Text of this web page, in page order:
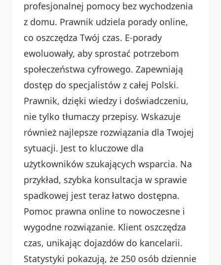
profesjonalnej pomocy bez wychodzenia
z domu. Prawnik udziela porady online,
co oszczędza Twój czas. E-porady
ewoluowały, aby sprostać potrzebom
społeczeństwa cyfrowego. Zapewniają
dostęp do specjalistów z całej Polski.
Prawnik, dzięki wiedzy i doświadczeniu,
nie tylko tłumaczy przepisy. Wskazuje
również najlepsze rozwiązania dla Twojej
sytuacji. Jest to kluczowe dla
użytkowników szukających wsparcia. Na
przykład, szybka konsultacja w sprawie
spadkowej jest teraz łatwo dostępna.
Pomoc prawna online to nowoczesne i
wygodne rozwiązanie. Klient oszczędza
czas, unikając dojazdów do kancelarii.
Statystyki pokazują, że 250 osób dziennie